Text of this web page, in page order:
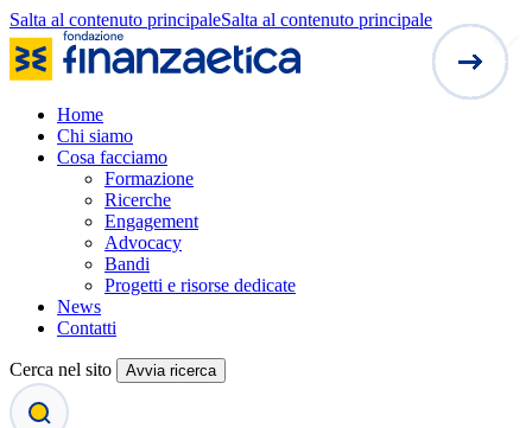
Salta al contenuto principaleSalta al contenuto principale
Home
Chi siamo
Cosa facciamo
Formazione
Ricerche
Engagement
Advocacy
Bandi
Progetti e risorse dedicate
News
Contatti
Cerca nel sito Avvia ricerca